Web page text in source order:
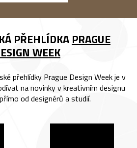
PŘEHLÍDKA PRAGUE
WEEK
přehlídky Prague Design Week je v
na novinky v kreativním designu
od designérů a studií.